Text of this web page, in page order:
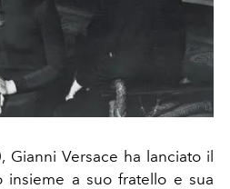
Versace ha lanciato il
insieme a suo fratello e sua